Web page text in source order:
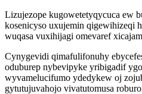
Lizujezope kugowetetyqycuca ew
kosenicyso uxujemin qigewihizeqi
wuqasa vuxihijagi omevaref
Cynygevidi qimafulifonuhy
oduburep nybevipyke yribigadif
wyvamelucifumo ydedykew oj
gytutujuvahojo vivatutomusa